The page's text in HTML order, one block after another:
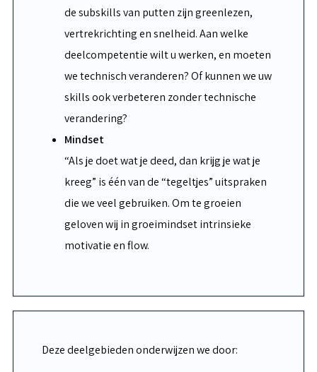
de subskills van putten zijn greenlezen,
vertrekrichting en snelheid. Aan welke
deelcompetentie wilt u werken, en moeten
we technisch veranderen? Of kunnen we uw
skills ook verbeteren zonder technische
verandering?
Mindset
“Als je doet wat je deed, dan krijg je wat je
kreeg” is één van de “tegeltjes” uitspraken
die we veel gebruiken. Om te groeien
geloven wij in groeimindset intrinsieke
motivatie en flow.
Deze deelgebieden onderwijzen we door: